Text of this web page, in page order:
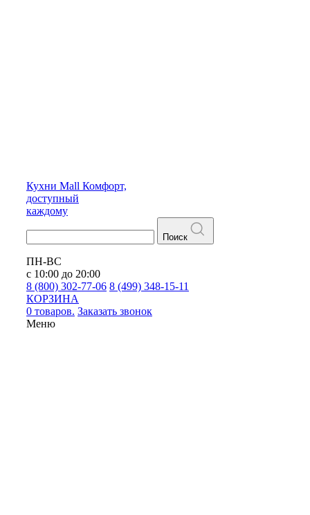
Кухни Mall Комфорт,
доступный
каждому
Поиск
ПН-ВС
с 10:00 до 20:00
8 (800) 302-77-06 8 (499) 348-15-11
КОРЗИНА
0 товаров. Заказать звонок
Меню